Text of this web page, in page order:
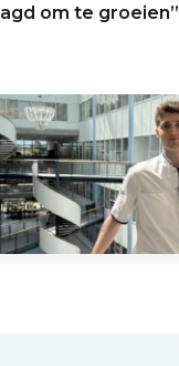
agd om te groeien”